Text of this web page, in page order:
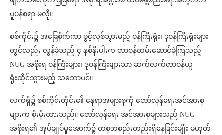
ပူပန်စရာ မလို။
စစ်ကိုင်း၌ အခြေစိုက်ကာ ဖွင့်လှစ်သွားမည့် ဝန်ကြီးရုံး၊ ဒုဝန်ကြီးရုံးများ
တွင်လည်း လွန်ခဲ့သည့် ၄ နှစ်နီးပါးက တာဝန်ထမ်းဆောင်ခဲ့ကြသည့်
NUG အစိုးရ ဝန်ကြီးများ၊ ဒုဝန်ကြီးများသာ ဆက်လက်တာဝန်ယူ
ရုံးထိုင်သွားမည့် သဘောပင်။
လက်ရှိ၌ စစ်ကိုင်းတိုင်း၏ နေရာအများစုကို တော်လှန်ရေးအင်အားစု
များက စိုးမိုးထားသည်။ တော်လှန်ရေး အင်အားစုများသည် NUG
အစိုးရ၏ အုပ်ချုပ်မှုအောက်၌ တစုတစည်းတည်းရှိနေခြင်းမျိုး မဟုတ်